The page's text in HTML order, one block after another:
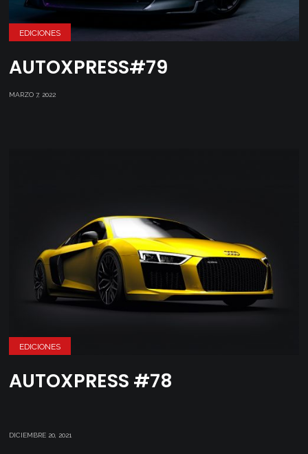
EDICIONES
AUTOXPRESS#79
MARZO 7, 2022
EDICIONES
AUTOXPRESS #78
DICIEMBRE 20, 2021